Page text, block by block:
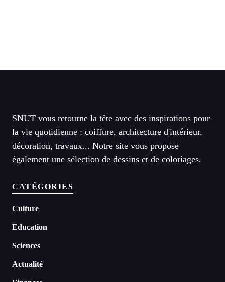
SNUT vous retourne la tête avec des inspirations pour
la vie quotidienne : coiffure, architecture d'intérieur,
décoration, travaux... Notre site vous propose
également une sélection de dessins et de coloriages.
CATÉGORIES
Culture
Education
Sciences
Actualité